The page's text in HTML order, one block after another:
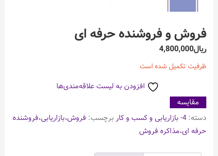
فروش و فروشنده حرفه ای
ریال4,800,000
ظرفیت تکمیل شده است
افزودن به لیست علاقه‌مندی‌ها
مقایسه
دسته: 4- بازاریابی و کسب و کار برچسب: فروش،بازاریابی،فروشنده
حرفه ای،مذاکره فروش